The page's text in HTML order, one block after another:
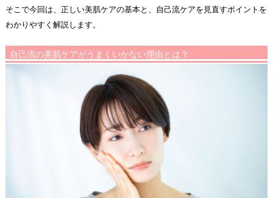
そこで今回は、正しい美肌ケアの基本と、自己流ケアを見直すポイントを
わかりやすく解説します。
自己流の美肌ケアがうまくいかない理由とは？